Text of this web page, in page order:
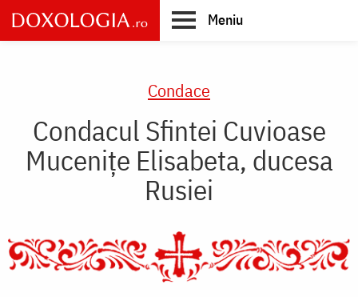
Skip
to
main
Meniu
Condace
Condacul Sfintei Cuvioase
Mucenițe Elisabeta, ducesa
Rusiei